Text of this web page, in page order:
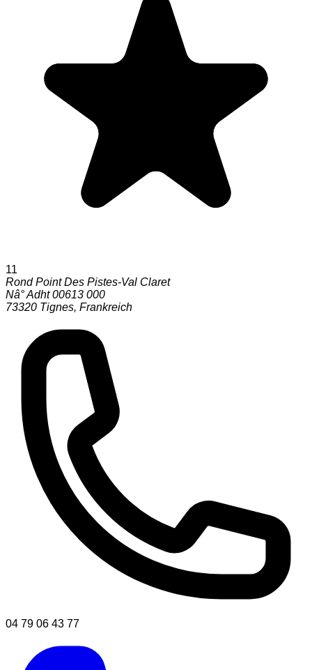
11
Rond Point Des Pistes-Val Claret
Nâ° Adht 00613 000
73320 Tignes, Frankreich
04 79 06 43 77